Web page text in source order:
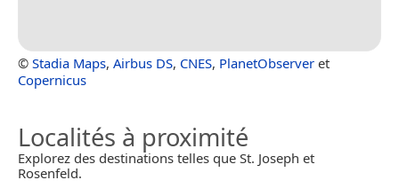
© Stadia Maps, Airbus DS, CNES, PlanetObserver et
Copernicus
Localités à proximité
Explorez des destinations telles que St. Joseph et
Rosenfeld.